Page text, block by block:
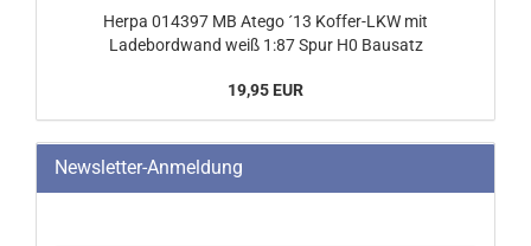
Herpa 014397 MB Atego ´13 Koffer-LKW mit
Ladebordwand weiß 1:87 Spur H0 Bausatz
19,95 EUR
Newsletter-Anmeldung